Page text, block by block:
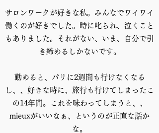
サロンワークが好きな私。みんなでワイワイ
働くのが好きでした。時に叱られ、泣くこと
もありました。それがない、いま、自分で引
き締めるしかないです。
勤めると、パリに2週間も行けなくなる
し、、好きな時に、旅行も行けてしまったこ
の14年間。これを味わってしまうと、、
mieuxがいいなぁ、というのが正直な話か
な。